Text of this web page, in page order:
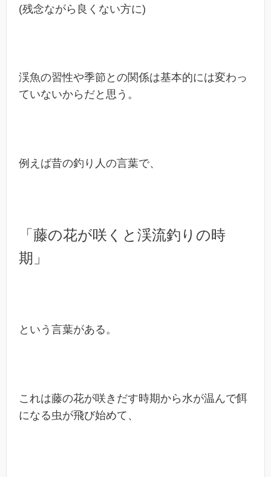
(残念ながら良くない方に)
渓魚の習性や季節との関係は基本的には変わっ
ていないからだと思う。
例えば昔の釣り人の言葉で、
「藤の花が咲くと渓流釣りの時
期」
という言葉がある。
これは藤の花が咲きだす時期から水が温んで餌
になる虫が飛び始めて、